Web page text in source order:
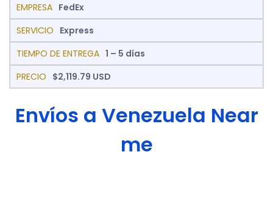
FedEx
Express
1 – 5 días
$2,119.79 USD
Envíos a Venezuela Near
me